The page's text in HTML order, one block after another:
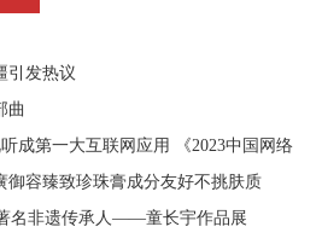
引发热议
曲
成第一大互联网应用 《2023中国网络
御容臻致珍珠膏成分友好不挑肤质
名非遗传承人——童长宇作品展